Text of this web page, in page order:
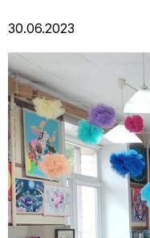
30.06.2023